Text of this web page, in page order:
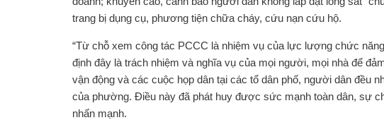
trang bị dụng cụ, phương tiện chữa cháy, cứu nạn cứu hộ.
“Từ chỗ xem công tác PCCC là nhiệm vụ của lực lượng chức
định đây là trách nhiệm và nghĩa vụ của mọi người, mọi nhà để
vận động và các cuộc họp dân tại các tổ dân phố, người dân đều
của phường. Điều này đã phát huy được sức mạnh toàn dân, sự
nhấn mạnh.